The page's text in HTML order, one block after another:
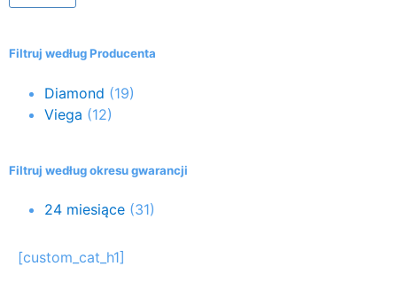
Filtruj według Producenta
Diamond (19)
Viega (12)
Filtruj według okresu gwarancji
24 miesiące (31)
[custom_cat_h1]